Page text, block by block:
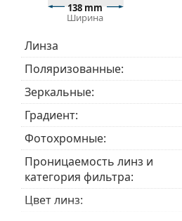
Мы доставляем
могут отличаться.
Поставляемая салфетка
Некоторые модели могут
Изучите ассортимент
138 mm
Ширина
Линза
Поляризованные:
Зеркальные:
Градиент:
Фотохромные:
Проницаемость линз и
категория фильтра:
Цвет линз: